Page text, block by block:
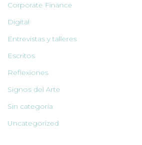
Corporate Finance
Digital
Entrevistas y talleres
Escritos
Reflexiones
Signos del Arte
Sin categoría
Uncategorized